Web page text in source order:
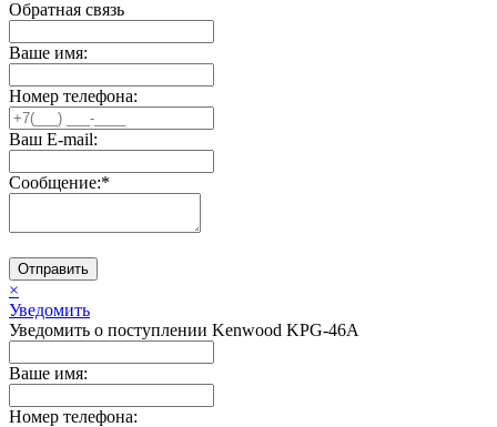
Обратная связь
Ваше имя:
Номер телефона:
Ваш E-mail:
Сообщение:*
Отправить
×
Уведомить
Уведомить о поступлении Kenwood KPG-46A
Ваше имя:
Номер телефона: